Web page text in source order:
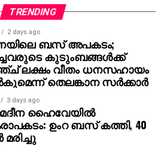
വിളിച്ചതും തുടര്‍ന്ന്
മുട്ടട വാര്‍ഡില്‍
ഉപയോഗിച്ച് വൈഷ്ണയും
ചേര്‍ത്തു എന്നായിരുന്നു
വൈഷ്ണയെ
പരാതിയുടെ
നിന്ന് കമ്മീഷന്‍
നിന്ന് ഒഴിവാക്കിയത്
TRENDING
2 days ago
ബസ് അപകടം;
കുടുംബങ്ങള്‍ക്ക്
ലക്ഷം വീതം ധനസഹായം
തെലങ്കാന സര്‍ക്കാര്‍
3 days ago
ഹൈവേയില്‍
ഉംറ ബസ് കത്തി, 40
മരിച്ചു